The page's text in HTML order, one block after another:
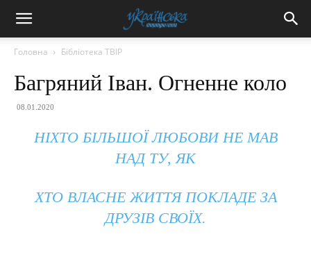
Головна Бібліотека ТВІР
Багряний Іван. Огненне коло
08.01.2020
НІХТО БІЛЬШОЇ ЛЮБОВИ НЕ МАВ
НАД ТУ, ЯК
ХТО ВЛАСНЕ ЖИТТЯ ПОКЛАДЕ ЗА
ДРУЗІВ СВОЇХ.